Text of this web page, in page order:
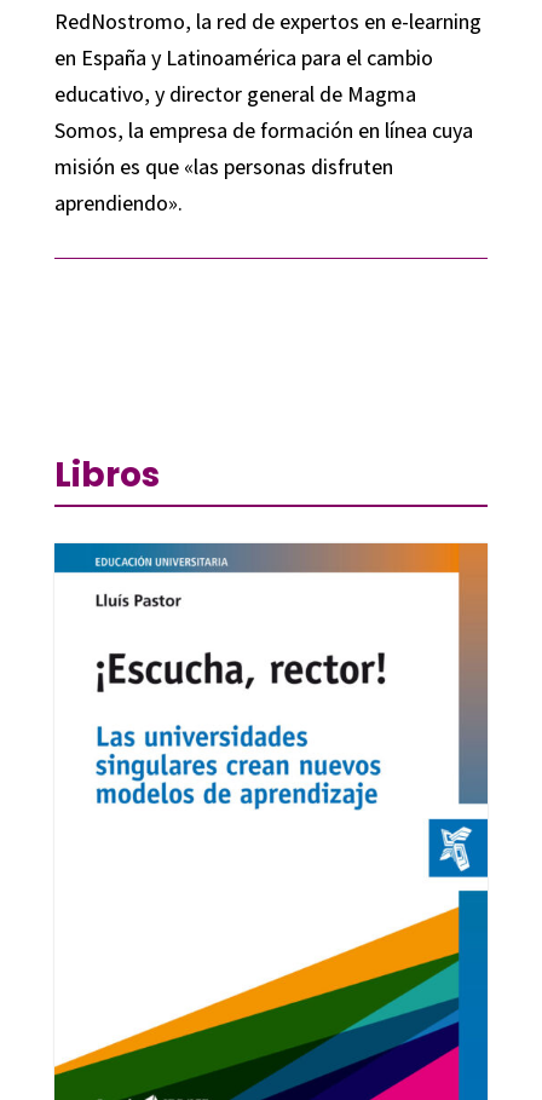
RedNostromo, la red de expertos en e-learning
en España y Latinoamérica para el cambio
educativo, y director general de Magma
Somos, la empresa de formación en línea cuya
misión es que «las personas disfruten
aprendiendo».
Libros